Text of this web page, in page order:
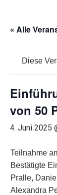
« Alle
Diese
von 50
4. Juni 2025
Teilnahme
Bestätigte
Pralle,
Alexandra